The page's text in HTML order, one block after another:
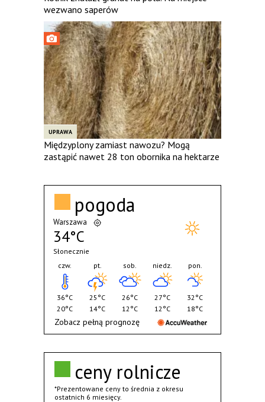
wezwano saperów
UPRAWA
Międzyplony zamiast nawozu? Mogą
zastąpić nawet 28 ton obornika na hektarze
ceny rolnicze
*Prezentowane ceny to średnia z okresu
ostatnich 6 miesięcy.
pogoda
Warszawa
34°C
Słonecznie
czw.
36°C
20°C
pt.
25°C
14°C
sob.
26°C
12°C
niedz.
27°C
12°C
pon.
32°C
18°C
Zobacz pełną prognozę